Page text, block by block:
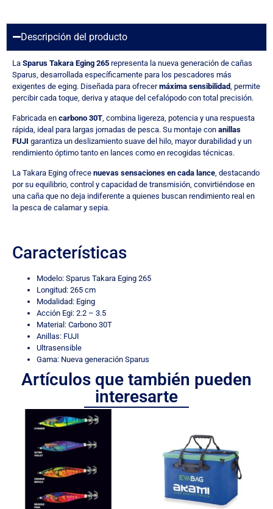
Descripción del producto
La Sparus Takara Eging 265 representa la nueva generación de cañas
Sparus, desarrollada específicamente para los pescadores más
exigentes de eging. Diseñada para ofrecermáxima sensibilidad , permite
percibir cada toque, deriva y ataque del cefalópodo con total precisión.
Fabricada en carbono 30T , combina ligereza, potencia y una respuesta
rápida, ideal para largas jornadas de pesca. Su montaje con anillas
FUJI garantiza un deslizamiento suave del hilo, mayor durabilidad y un
rendimiento óptimo tanto en lances como en recogidas técnicas.
La Takara Eging ofrece nuevas sensaciones en cada lance, destacando
por su equilibrio, control y capacidad de transmisión, convirtiéndose en
una caña que no deja indiferente a quienes buscan rendimiento real en
la pesca de calamar y sepia.
Características
Modelo: Sparus Takara Eging 265
Longitud: 265 cm
Modalidad: Eging
Acción Egi: 2.2 – 3.5
Material: Carbono 30T
Anillas: FUJI
Ultrasensible
Gama: Nueva generación Sparus
Artículos que también pueden
interesarte